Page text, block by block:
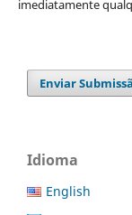
imediatamente
Enviar
Idioma
English